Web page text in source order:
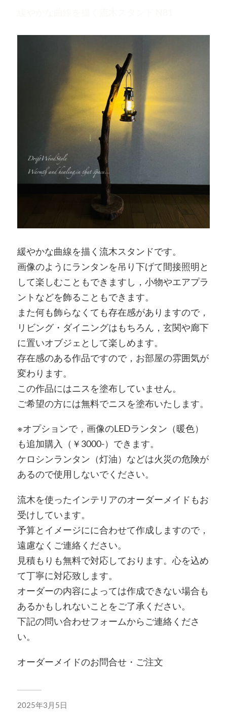
緩やかな曲線を描く流木スタンドです。
画像のようにランタンを吊り下げて間接照明と
して楽しむこともできますし，小物やエアプラ
ントなどを飾ることもできます。
また何も飾らなくても存在感がありますので，
リビング・ダイニングはもちろん，玄関や廊下
に置いオブジェとして楽しめます。
存在感のある作品ですので，お部屋の雰囲気が
変わります。
この作品にはニスを塗布していません。
ご希望の方には無料でニスを塗布いたします。
※オプションで，画像のLEDランタン（暖色）
も追加購入（￥3000-）できます。
ケロシンランタン（灯油）などは火災の危険が
あるので使用しないでください。
流木を使ったインテリアのオーダーメイドもお
受けしています。
予算とイメージにに合わせて作成しますので，
遠慮なくご連絡ください。
見積もりも無料で対応しております。心を込め
て丁寧に対応致します。
オーダーの内容によっては作成できない場合も
あるかもしれないことをご了承ください。
下記の問い合わせフォームからご連絡くださ
い。
オーダーメイドのお問合せ・ご注文
2025年3月5日